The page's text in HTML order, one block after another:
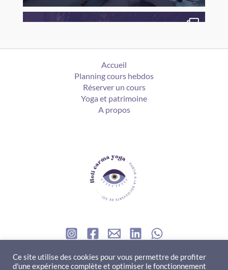
Accueil
Planning cours hebdos
Réserver un cours
Yoga et patrimoine
A propos
Contact
Ce site utilise des cookies pour vous permettre de profiter
d'une expérience complète et optimiser le fonctionnement